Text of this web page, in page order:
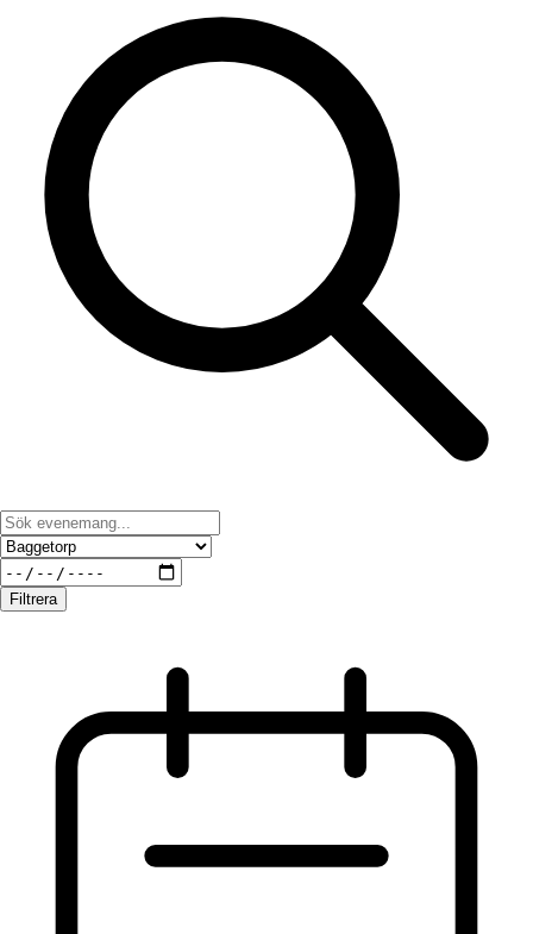
Filtrera